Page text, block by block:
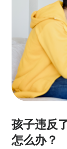
孩子违反
怎么办？